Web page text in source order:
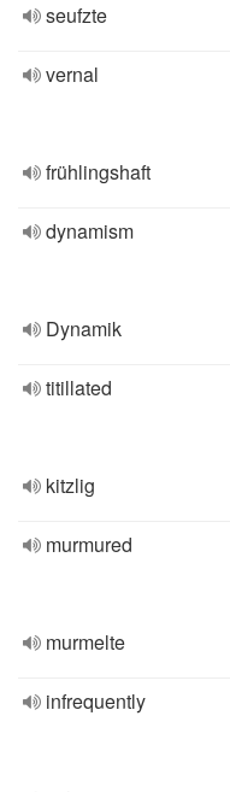
seufzte
vernal
frühlingshaft
dynamism
Dynamik
titillated
kitzlig
murmured
murmelte
infrequently